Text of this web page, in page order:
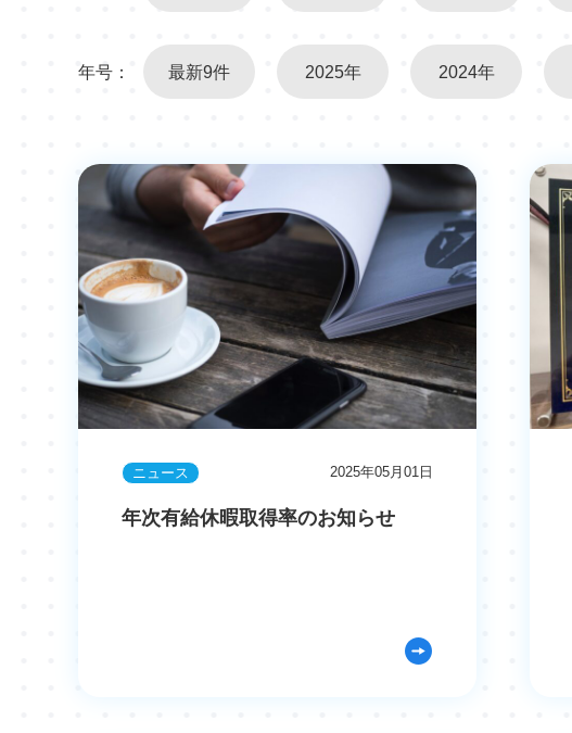
年号： 最新9件 2025年 2024年
ニュース 2025年05月01日
年次有給休暇取得率のお知らせ